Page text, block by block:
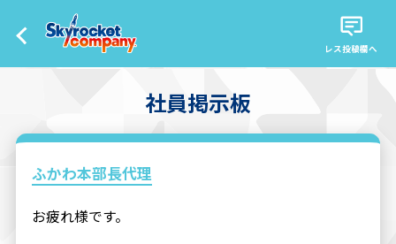
レス投稿欄へ
社員掲示板
ふかわ本部長代理
お疲れ様です。